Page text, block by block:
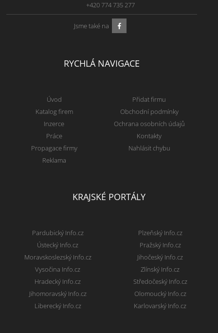
+420 774 735 277
Jsme také na
RYCHLÁ NAVIGACE
Úvod
Katalog firem
Inzerce
Práce
Propagace firmy
Reklama
Přidat firmu
Obchodní podmínky
Ochrana osobních údajů
Kontakty
Nahlásit chybu
KRAJSKÉ PORTÁLY
Pardubický Info.cz
Ústecký Info.cz
Moravskoslezský Info.cz
Vysočina Info.cz
Hradecký Info.cz
Jihomoravský Info.cz
Liberecký Info.cz
Plzeňský Info.cz
Pražský Info.cz
Jihočeský Info.cz
Zlínský Info.cz
Středočeský Info.cz
Olomoucký Info.cz
Karlovarský Info.cz